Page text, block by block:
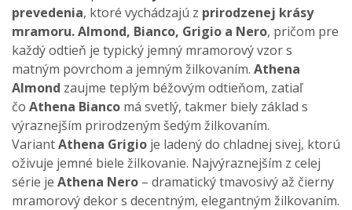
prevedenia, ktoré vychádzajú z prirodzenej krásy
mramoru.Almond, Bianco, Grigio a Nero, pričom pre
každý odtieň je typický jemný mramorový vzor s
matným povrchom a jemným žilkovaním. Athena
Almond zaujme teplým béžovým odtieňom, zatiaľ
čo Athena Bianco má svetlý, takmer biely základ s
výraznejším prirodzeným šedým žilkovaním.
VariantAthena Grigio je ladený do chladnej sivej, ktorú
oživuje jemné biele žilkovanie. Najvýraznejším z celej
série je Athena Nero – dramatický tmavosivý až čierny
mramorový dekor s decentným, elegantným žilkovaním.